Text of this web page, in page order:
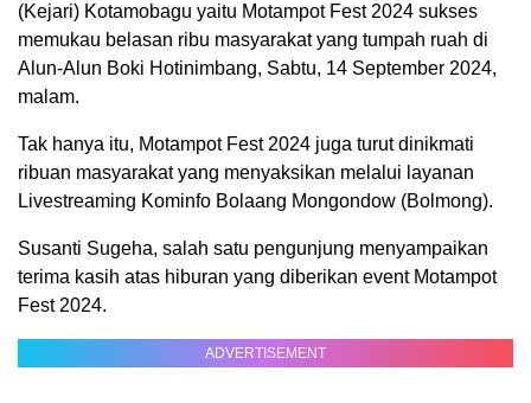
(Kejari) Kotamobagu yaitu Motampot Fest 2024 sukses
memukau belasan ribu masyarakat yang tumpah ruah di
Alun-Alun Boki Hotinimbang, Sabtu, 14 September 2024,
malam.
Tak hanya itu, Motampot Fest 2024 juga turut dinikmati
ribuan masyarakat yang menyaksikan melalui layanan
Livestreaming Kominfo Bolaang Mongondow (Bolmong).
Susanti Sugeha, salah satu pengunjung menyampaikan
terima kasih atas hiburan yang diberikan event Motampot
Fest 2024.
ADVERTISEMENT